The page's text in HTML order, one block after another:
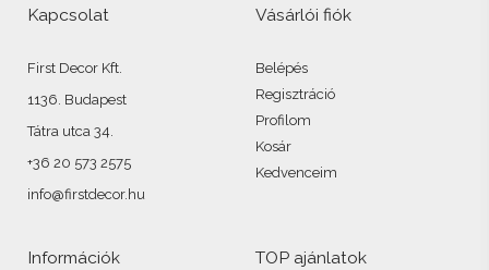
Kapcsolat
First Decor Kft.
1136. Budapest
Tátra utca 34.
+36 20 573 2575
info@firstdecor.hu
Vásárlói fiók
Belépés
Regisztráció
Profilom
Kosár
Kedvenceim
Információk TOP ajánlatok